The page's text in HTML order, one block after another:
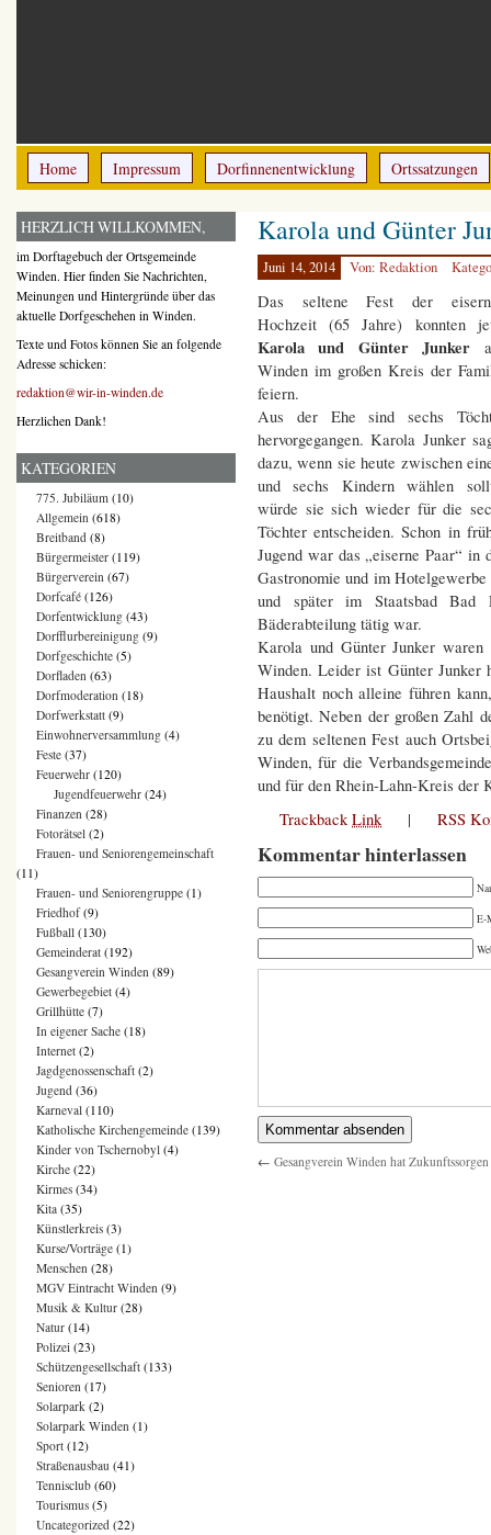
Home Impressum Dorfinnenentwicklung Ortssatzungen
Karola und Günter
Juni 14, 2014 Von: Redaktion
Das seltene Fest der
Hochzeit (65 Jahre) konnten
Karola und Günter Junker
Winden im großen Kreis der
feiern.
Aus der Ehe sind sechs
hervorgegangen. Karola Junker
dazu, wenn sie heute zwischen
und sechs Kindern wählen
würde sie sich wieder für die
Töchter entscheiden. Schon in
Jugend war das „eiserne Paar“ in
Gastronomie und im
und später im Staatsbad
Bäderabteilung tätig war.
Karola und Günter Junker
Winden. Leider ist Günter Junker
Haushalt noch alleine führen
benötigt. Neben der großen Zahl
zu dem seltenen Fest auch
Winden, für die
und für den Rhein-Lahn-Kreis der
TrackbackLink | RSS
Kommentar hinterlassen
E-
← Gesangverein Winden hat Zukunftssorgen
HERZLICH WILLKOMMEN,
im Dorftagebuch der Ortsgemeinde
Winden. Hier finden Sie Nachrichten,
Meinungen und Hintergründe über das
aktuelle Dorfgeschehen in Winden.
Texte und Fotos können Sie an folgende
Adresse schicken:
redaktion@wir-in-winden.de
Herzlichen Dank!
KATEGORIEN
775. Jubiläum (10)
Allgemein (618)
Breitband (8)
Bürgermeister (119)
Bürgerverein (67)
Dorfcafé (126)
Dorfentwicklung (43)
Dorfflurbereinigung (9)
Dorfgeschichte (5)
Dorfladen (63)
Dorfmoderation (18)
Dorfwerkstatt (9)
Einwohnerversammlung (4)
Feste (37)
Feuerwehr (120)
Jugendfeuerwehr (24)
Finanzen (28)
Fotorätsel (2)
Frauen- und Seniorengemeinschaft
(11)
Frauen- und Seniorengruppe (1)
Friedhof(9)
Fußball (130)
Gemeinderat (192)
Gesangverein Winden (89)
Gewerbegebiet (4)
Grillhütte (7)
In eigener Sache (18)
Internet (2)
Jagdgenossenschaft (2)
Jugend (36)
Karneval (110)
Katholische Kirchengemeinde (139)
Kinder von Tschernobyl (4)
Kirche (22)
Kirmes (34)
Kita (35)
Künstlerkreis (3)
Kurse/Vorträge (1)
Menschen (28)
MGV Eintracht Winden (9)
Musik & Kultur (28)
Natur (14)
Polizei (23)
Schützengesellschaft (133)
Senioren (17)
Solarpark (2)
Solarpark Winden (1)
Sport (12)
Straßenausbau (41)
Tennisclub (60)
Tourismus (5)
Uncategorized (22)